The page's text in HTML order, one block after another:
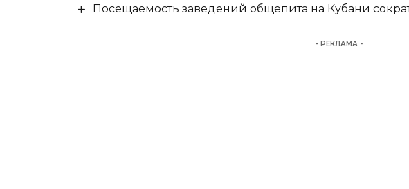
Посещаемость заведений общепита на Кубани
- РЕКЛАМА -